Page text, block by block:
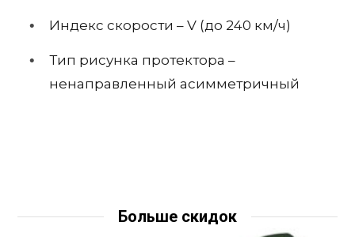
Индекс скорости – V (до 240 км/ч)
Тип рисунка протектора –
ненаправленный асимметричный
Больше скидок